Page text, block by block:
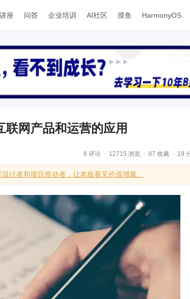
座 问答 企业培训 AI社区 摸鱼 HarmonyOS
网产品和运营的应用
6 评论 12715 浏览 87 收藏 19
计者和项目推动者，让老板看见价值增量。